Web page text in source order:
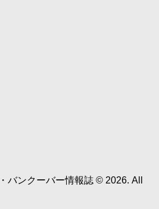
ンクーバー情報誌 © 2026. All